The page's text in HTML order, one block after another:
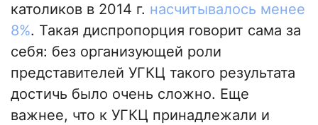
католиков в 2014 г. насчитывалось менее
8%. Такая диспропорция говорит сама за
себя: без организующей роли
представителей УГКЦ такого результата
достичь было очень сложно. Еще
важнее, что к УГКЦ принадлежали и